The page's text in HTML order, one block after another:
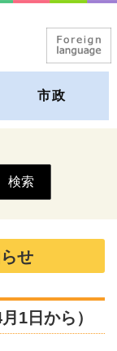
市政
せ
1日から）